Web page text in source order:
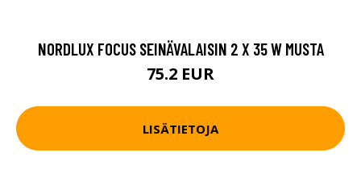
NORDLUX FOCUS SEINÄVALAISIN 2 X 35 W MUSTA
75.2 EUR
LISÄTIETOJA